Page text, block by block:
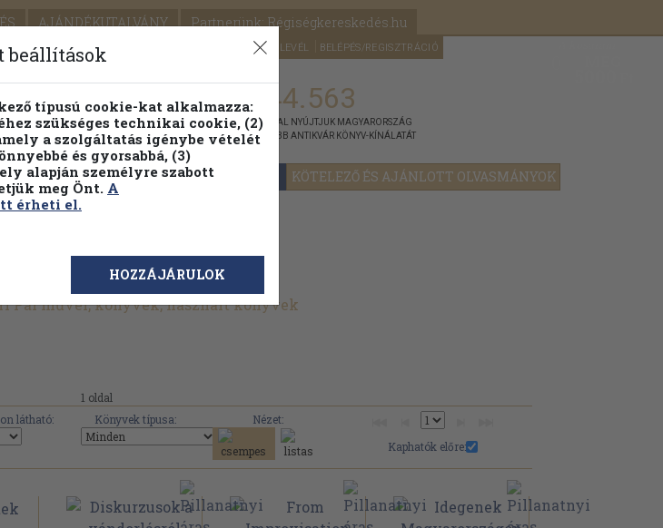
AJÁNDÉKUTALVÁNY Partnerünk: Régiségkereskedés.hu
SEGÍTSÉG HÍRLEVÉL BELÉPÉS/REGISZTRÁCIÓ
FENNTARTHATÓ OLVASMÁNYOK KÖTELEZŐ ÉS AJÁNLOTT OLVASMÁNYOK
kereső Témaköri fa 1.144.563
KIADVÁNNYAL NYÚJTJUK MAGYARORSZÁG
LEGNAGYOBB ANTIKVÁR KÖNYV-KÍNÁLATÁT
Pál művei, könyvek, használt könyvek
1 oldal
látható: Könyvek típusa:
Nézet:
Kaphatók előre:
beállítások
típusú cookie-kat alkalmazza:
szükséges technikai cookie, (2)
a szolgáltatás igénybe vételét
és gyorsabbá, (3)
alapján személyre szabott
meg Önt. A
érheti el.
HOZZÁJÁRULOK